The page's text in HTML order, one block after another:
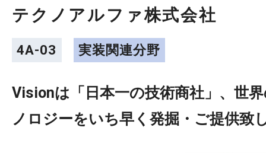
テクノアルファ株式会社
4A-03 実装関連分野
Visionは「日本一の技術商社」、世
ノロジーをいち早く発掘・ご提供致